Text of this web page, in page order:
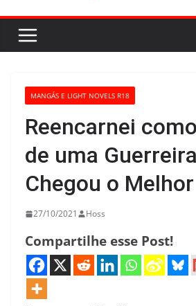
MANGÁS E LIGHT NOVELS R18
Reencarnei
de uma
Chegou o
27/10/2021 Hoss
Compartilhe esse Post!